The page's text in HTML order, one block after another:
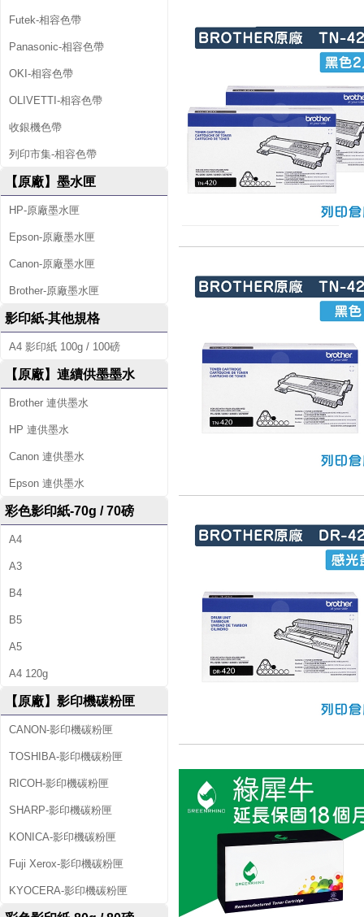
Futek-相容色帶
Panasonic-相容色帶
OKI-相容色帶
OLIVETTI-相容色帶
收銀機色帶
列印市集-相容色帶
【原廠】墨水匣
HP-原廠墨水匣
Epson-原廠墨水匣
Canon-原廠墨水匣
Brother-原廠墨水匣
影印紙-其他規格
A4 影印紙 100g / 100磅
【原廠】連續供墨墨水
Brother 連供墨水
HP 連供墨水
Canon 連供墨水
Epson 連供墨水
彩色影印紙-70g / 70磅
A4
A3
B4
B5
A5
A4 120g
【原廠】影印機碳粉匣
CANON-影印機碳粉匣
TOSHIBA-影印機碳粉匣
RICOH-影印機碳粉匣
SHARP-影印機碳粉匣
KONICA-影印機碳粉匣
Fuji Xerox-影印機碳粉匣
KYOCERA-影印機碳粉匣